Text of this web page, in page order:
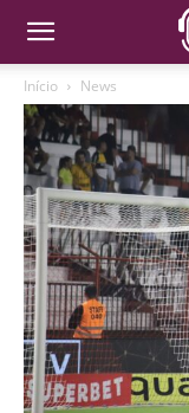
Início News